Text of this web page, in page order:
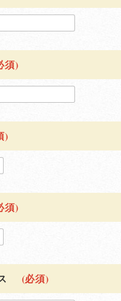
須)
)
須)
(必須)